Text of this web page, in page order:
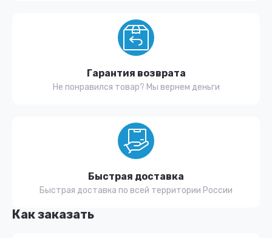
Гарантия возврата
Не понравился товар? Мы вернем деньги
Быстрая доставка
Быстрая доставка по всей территории России
Как заказать